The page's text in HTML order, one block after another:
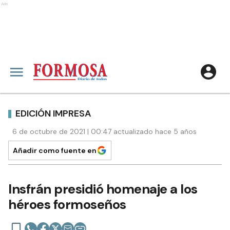
Ads
EDICIÓN IMPRESA
6 de octubre de 2021 | 00:47 actualizado hace 5 años
Añadir como fuente en
Insfrán presidió homenaje a los
héroes formoseños